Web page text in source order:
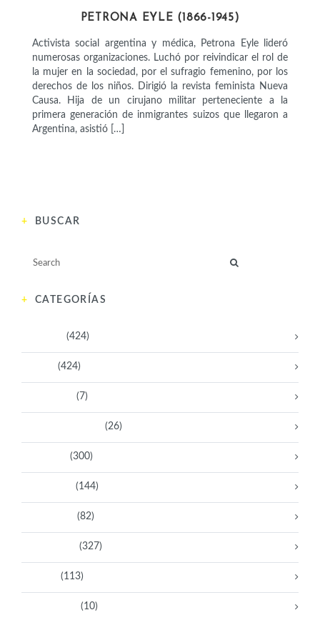
PETRONA EYLE (1866-1945)
Activista social argentina y médica, Petrona Eyle lideró
numerosas organizaciones. Luchó por reivindicar el rol de
la mujer en la sociedad, por el sufragio femenino, por los
derechos de los niños. Dirigió la revista feminista Nueva
Causa. Hija de un cirujano militar perteneciente a la
primera generación de inmigrantes suizos que llegaron a
Argentina, asistió […]
BUSCAR
CATEGORÍAS
(424)
(424)
(7)
(26)
(300)
(144)
(82)
(327)
(113)
(10)